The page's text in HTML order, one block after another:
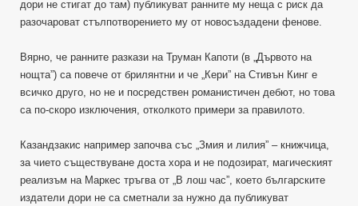
дори не стигат до там) публикуват ранните му неща с риск да
разочароват стълпотворението му от новосъздадени фенове.
Вярно, че ранните разкази на Труман Капоти (в „Дървото на
нощта”) са повече от брилянтни и че „Кери” на Стивън Кинг е
всичко друго, но не и посредствен романистичен дебют, но това
са по-скоро изключения, отколкото примери за правилото.
Казандзакис например започва със „Змия и лилия” – книжчица,
за чието съществуване доста хора и не подозират, магическият
реализъм на Маркес тръгва от „В лош час”, което българските
издатели дори не са сметнали за нужно да публикуват